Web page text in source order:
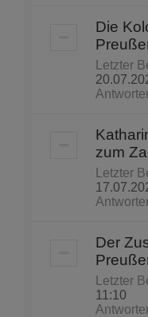
Die
Letzter
zum
Letzter
Der
Letzter
11:10